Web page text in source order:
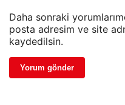
Daha sonraki
posta adresim ve site
kaydedilsin.